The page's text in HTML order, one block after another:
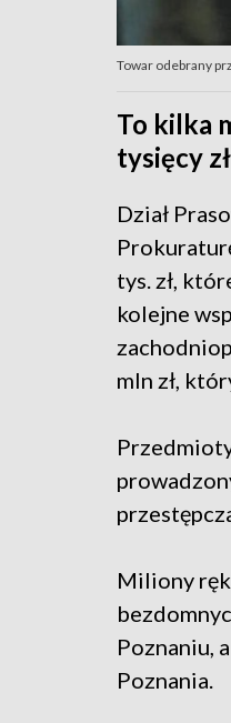
Towar odebrany
To kilka
tysięcy
Dział
tys. zł,
kolejne
mln zł,
Miliony
Poznaniu,
Poznania.